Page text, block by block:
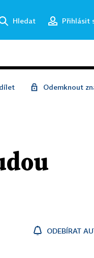
Hledat Přihlásit
Odemknout
ODEBÍRAT